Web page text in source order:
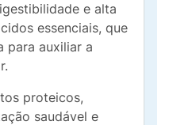
e alta
essenciais, que
para auxiliar a
proteicos,
saudável e